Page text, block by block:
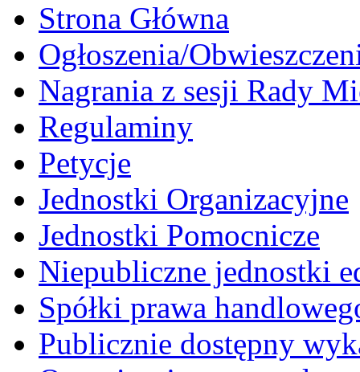
Strona Główna
Ogłoszenia/
Nagrania z sesji Rady
Regulaminy
Petycje
Jednostki Organizacyjne
Jednostki Pomocnicze
Niepubliczne jednostki
Spółki prawa
Publicznie dostępny